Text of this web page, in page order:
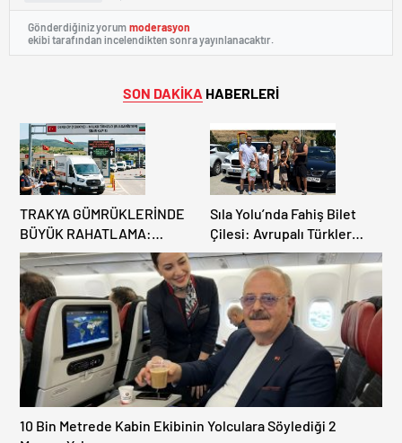
Gönderdiğiniz yorum moderasyon
ekibi tarafından incelendikten sonra yayınlanacaktır.
SON DAKİKA HABERLERİ
TRAKYA GÜMRÜKLERİNDE
BÜYÜK RAHATLAMA:
DEREKÖY HAFİF TİCARİ
ARAÇLARA AÇILIYOR!
Sıla Yolu’nda Fahiş Bilet
Çilesi: Avrupalı Türkler
Karayollarına Akın Etti,
Gümrükler Kilitlendi!
10 Bin Metrede Kabin Ekibinin Yolculara Söylediği 2